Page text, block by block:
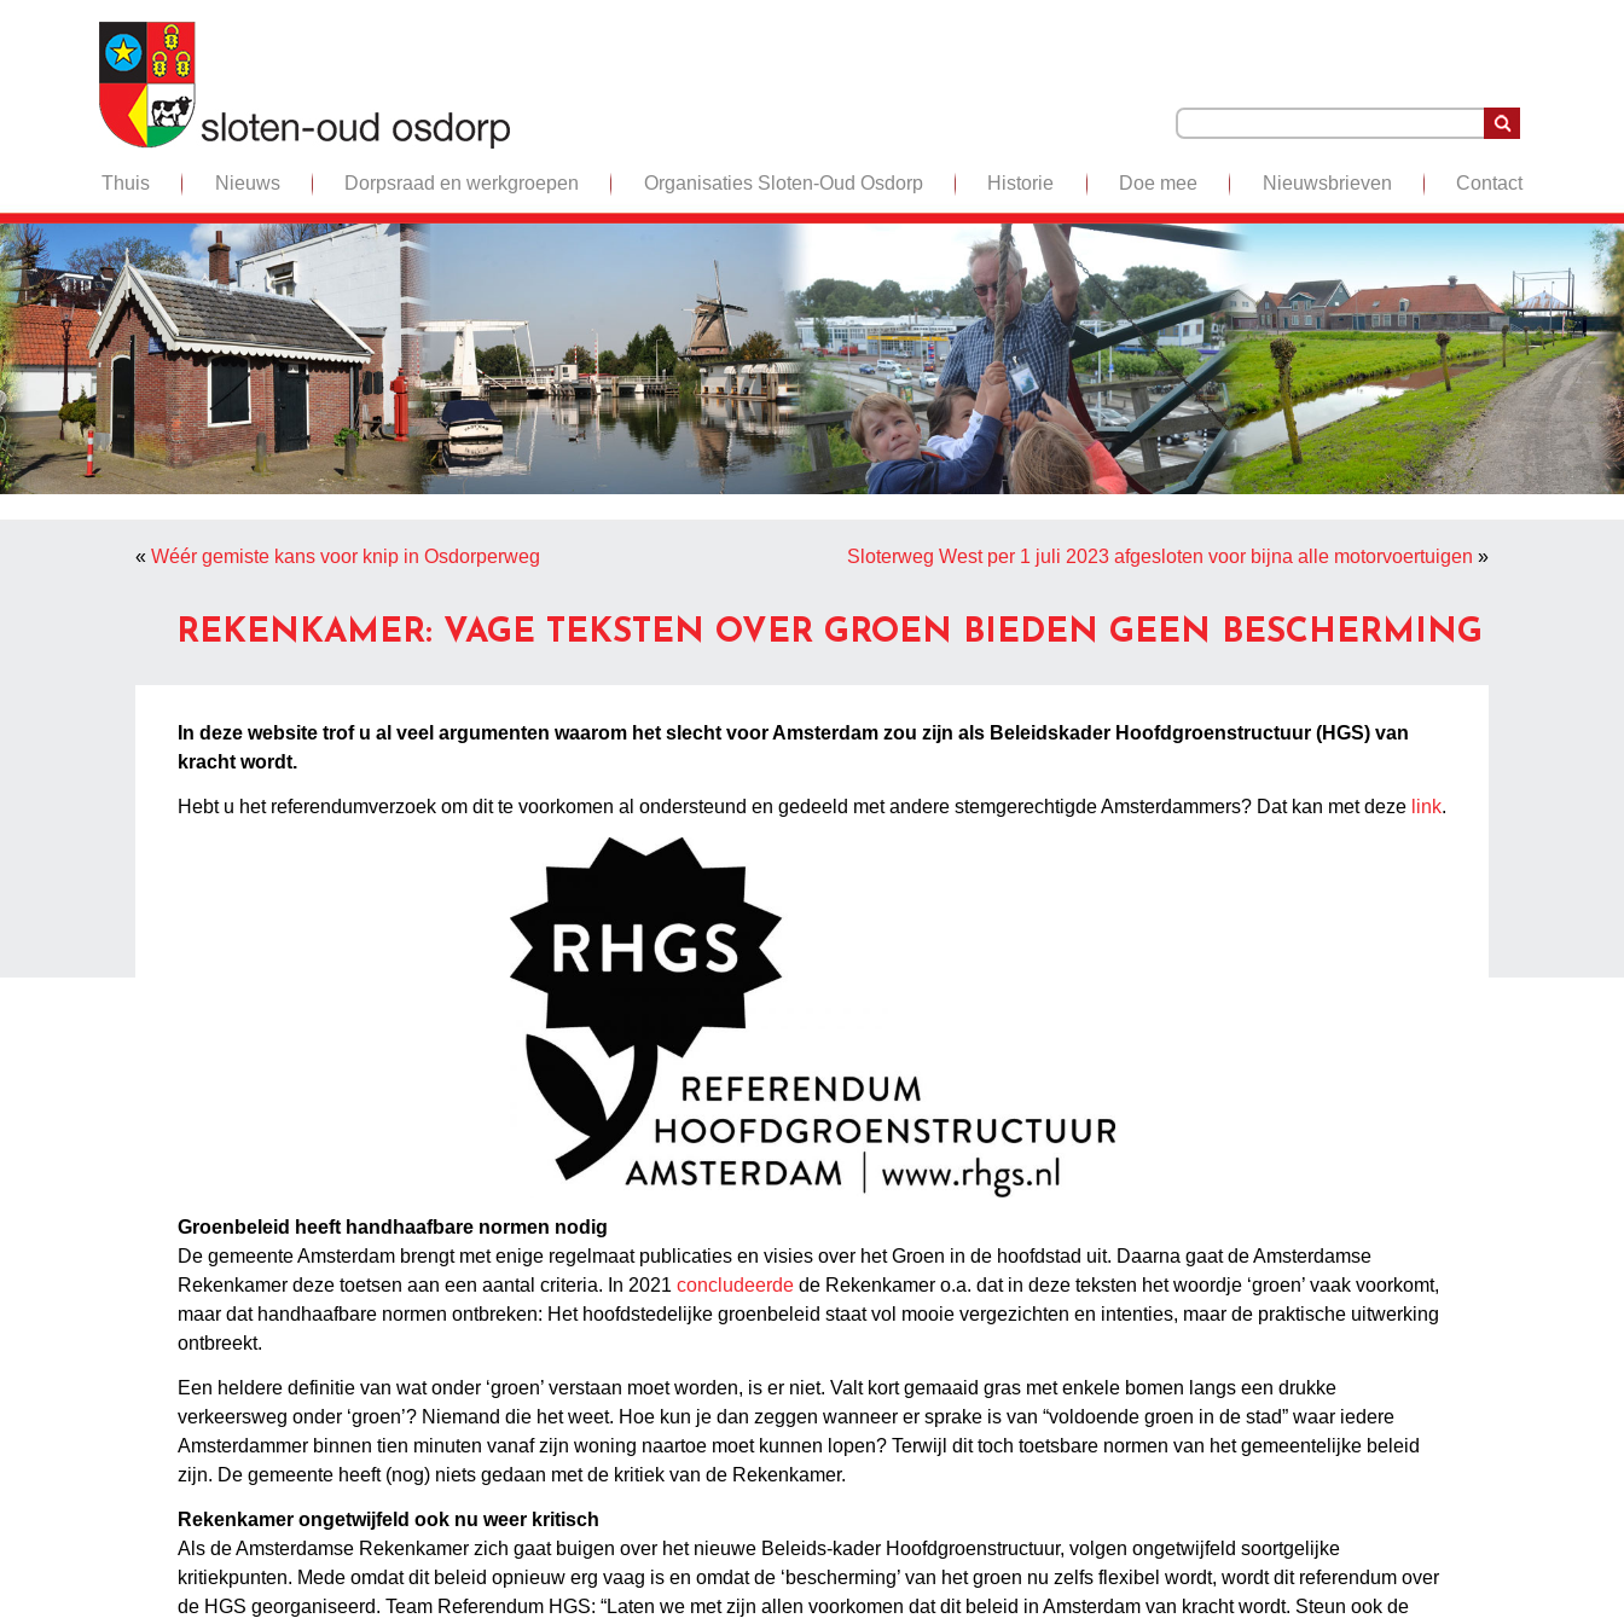
Thuis Nieuws Dorpsraad en werkgroepen Organisaties Sloten-Oud Osdorp Historie Doe mee Nieuwsbrieven Contact
« Wéér gemiste kans voor knip in Osdorperweg Sloterweg West per 1 juli 2023 afgesloten voor bijna alle motorvoertuigen »
REKENKAMER: VAGE TEKSTEN OVER GROEN BIEDEN GEEN BESCHERMING
In deze website trof u al veel argumenten waarom het slecht voor Amsterdam zou zijn als Beleidskader Hoofdgroenstructuur (HGS) van
kracht wordt.
Hebt u het referendumverzoek om dit te voorkomen al ondersteund en gedeeld met andere stemgerechtigde Amsterdammers? Dat kan met deze link.
Groenbeleid heeft handhaafbare normen nodig
De gemeente Amsterdam brengt met enige regelmaat publicaties en visies over het Groen in de hoofdstad uit. Daarna gaat de Amsterdamse
Rekenkamer deze toetsen aan een aantal criteria. In 2021 concludeerde de Rekenkamer o.a. dat in deze teksten het woordje ‘groen’ vaak voorkomt,
maar dat handhaafbare normen ontbreken: Het hoofdstedelijke groenbeleid staat vol mooie vergezichten en intenties, maar de praktische uitwerking
ontbreekt.
Een heldere definitie van wat onder ‘groen’ verstaan moet worden, is er niet. Valt kort gemaaid gras met enkele bomen langs een drukke
verkeersweg onder ‘groen’? Niemand die het weet. Hoe kun je dan zeggen wanneer er sprake is van “voldoende groen in de stad” waar iedere
Amsterdammer binnen tien minuten vanaf zijn woning naartoe moet kunnen lopen? Terwijl dit toch toetsbare normen van het gemeentelijke beleid
zijn. De gemeente heeft (nog) niets gedaan met de kritiek van de Rekenkamer.
Rekenkamer ongetwijfeld ook nu weer kritisch
Als de Amsterdamse Rekenkamer zich gaat buigen over het nieuwe Beleids-kader Hoofdgroenstructuur, volgen ongetwijfeld soortgelijke
kritiekpunten. Mede omdat dit beleid opnieuw erg vaag is en omdat de ‘bescherming’ van het groen nu zelfs flexibel wordt, wordt dit referendum over
de HGS georganiseerd. Team Referendum HGS: “Laten we met zijn allen voorkomen dat dit beleid in Amsterdam van kracht wordt. Steun ook de